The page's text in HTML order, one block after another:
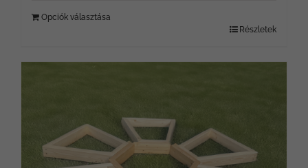
Opciók választása
Részletek